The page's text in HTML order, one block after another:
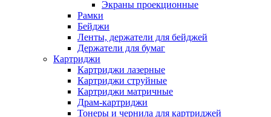
Экраны проекционные
Рамки
Бейджи
Ленты, держатели для бейджей
Держатели для бумаг
Картриджи
Картриджи лазерные
Картриджи струйные
Картриджи матричные
Драм-картриджи
Тонеры и чернила для картриджей